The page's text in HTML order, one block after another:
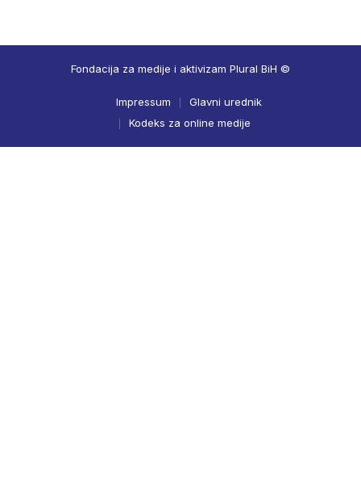
Fondacija za medije i aktivizam Plural BiH ©
Impressum
Glavni urednik
Kodeks za online medije